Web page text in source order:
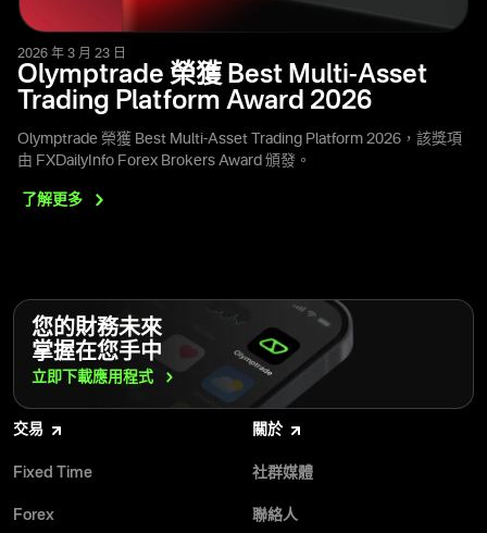
2026 年 3 月 23 日
Olymptrade 榮獲 Best Multi-Asset
Trading Platform Award 2026
Olymptrade 榮獲 Best Multi-Asset Trading Platform 2026，該獎項
由 FXDailyInfo Forex Brokers Award 頒發。
了解更多
您的財務未來
掌握在您手中
立即下載應用程式
交易
Fixed Time
Forex
關於
社群媒體
聯絡人